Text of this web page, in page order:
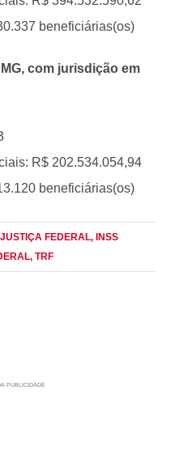
beneficiárias(os)
com jurisdição em
R$ 202.534.054,94
beneficiárias(os)
FEDERAL, INSS
, TRF